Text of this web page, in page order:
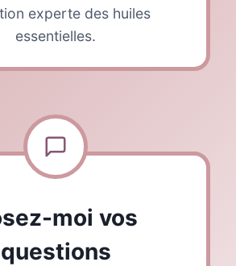
experte des huiles
essentielles.
moi vos
questions